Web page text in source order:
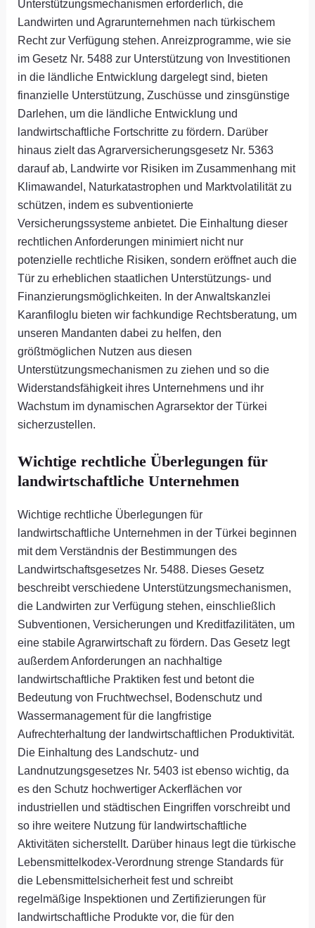
Unterstützungsmechanismen erforderlich, die
Landwirten und Agrarunternehmen nach türkischem
Recht zur Verfügung stehen. Anreizprogramme, wie sie
im Gesetz Nr. 5488 zur Unterstützung von Investitionen
in die ländliche Entwicklung dargelegt sind, bieten
finanzielle Unterstützung, Zuschüsse und zinsgünstige
Darlehen, um die ländliche Entwicklung und
landwirtschaftliche Fortschritte zu fördern. Darüber
hinaus zielt das Agrarversicherungsgesetz Nr. 5363
darauf ab, Landwirte vor Risiken im Zusammenhang mit
Klimawandel, Naturkatastrophen und Marktvolatilität zu
schützen, indem es subventionierte
Versicherungssysteme anbietet. Die Einhaltung dieser
rechtlichen Anforderungen minimiert nicht nur
potenzielle rechtliche Risiken, sondern eröffnet auch die
Tür zu erheblichen staatlichen Unterstützungs- und
Finanzierungsmöglichkeiten. In der Anwaltskanzlei
Karanfiloglu bieten wir fachkundige Rechtsberatung, um
unseren Mandanten dabei zu helfen, den
größtmöglichen Nutzen aus diesen
Unterstützungsmechanismen zu ziehen und so die
Widerstandsfähigkeit ihres Unternehmens und ihr
Wachstum im dynamischen Agrarsektor der Türkei
sicherzustellen.
Wichtige rechtliche Überlegungen für
landwirtschaftliche Unternehmen
Wichtige rechtliche Überlegungen für
landwirtschaftliche Unternehmen in der Türkei beginnen
mit dem Verständnis der Bestimmungen des
Landwirtschaftsgesetzes Nr. 5488. Dieses Gesetz
beschreibt verschiedene Unterstützungsmechanismen,
die Landwirten zur Verfügung stehen, einschließlich
Subventionen, Versicherungen und Kreditfazilitäten, um
eine stabile Agrarwirtschaft zu fördern. Das Gesetz legt
außerdem Anforderungen an nachhaltige
landwirtschaftliche Praktiken fest und betont die
Bedeutung von Fruchtwechsel, Bodenschutz und
Wassermanagement für die langfristige
Aufrechterhaltung der landwirtschaftlichen Produktivität.
Die Einhaltung des Landschutz- und
Landnutzungsgesetzes Nr. 5403 ist ebenso wichtig, da
es den Schutz hochwertiger Ackerflächen vor
industriellen und städtischen Eingriffen vorschreibt und
so ihre weitere Nutzung für landwirtschaftliche
Aktivitäten sicherstellt. Darüber hinaus legt die türkische
Lebensmittelkodex-Verordnung strenge Standards für
die Lebensmittelsicherheit fest und schreibt
regelmäßige Inspektionen und Zertifizierungen für
landwirtschaftliche Produkte vor, die für den